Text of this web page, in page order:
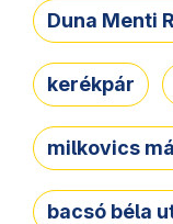
Duna Menti
kerékpár
milkovics
bacsó béla